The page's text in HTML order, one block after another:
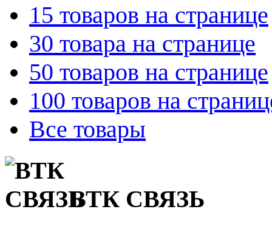
15 товаров на странице
30 товара на странице
50 товаров на странице
100 товаров на
Все товары
ВТК СВЯЗЬ